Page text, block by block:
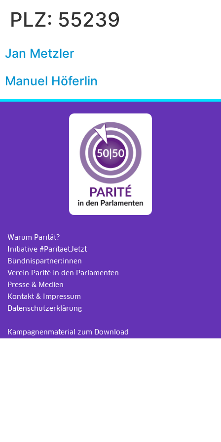
PLZ: 55239
Jan Metzler
Manuel Höferlin
Warum Parität?
Initiative #ParitaetJetzt
Bündnispartner:innen
Verein Parité in den Parlamenten
Presse & Medien
Kontakt & Impressum
Datenschutzerklärung
Kampagnenmaterial zum Download